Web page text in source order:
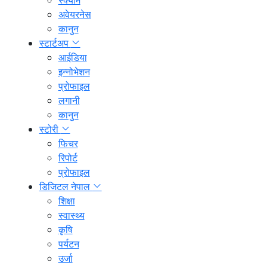
अवेयरनेस
कानुन
स्टार्टअप
आईडिया
इन्नोभेशन
प्रोफाइल
लगानी
कानुन
स्टोरी
फिचर
रिपोर्ट
प्रोफाइल
डिजिटल नेपाल
शिक्षा
स्वास्थ्य
कृषि
पर्यटन
उर्जा